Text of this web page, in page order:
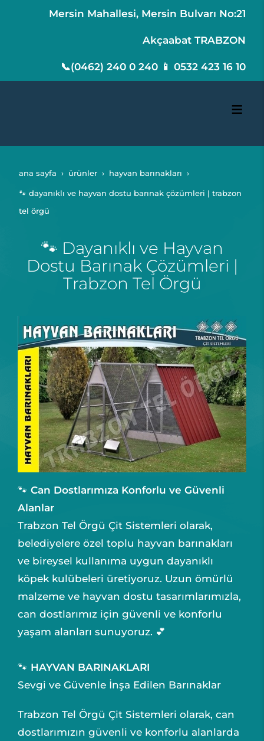
Mersin Mahallesi, Mersin Bulvarı No:21
Akçaabat TRABZON
📞(0462) 240 0 240 📱 0532 423 16 10
ana sayfa ürünler hayvan barınakları
🐾 dayanıklı ve hayvan dostu barınak çözümleri | trabzon
tel örgü
🐾 Dayanıklı ve Hayvan
Dostu Barınak Çözümleri |
Trabzon Tel Örgü
🐾 Can Dostlarımıza Konforlu ve Güvenli
Alanlar
Trabzon Tel Örgü Çit Sistemleri olarak,
belediyelere özel toplu hayvan barınakları
ve bireysel kullanıma uygun dayanıklı
köpek kulübeleri üretiyoruz. Uzun ömürlü
malzeme ve hayvan dostu tasarımlarımızla,
can dostlarımız için güvenli ve konforlu
yaşam alanları sunuyoruz. 💕
🐾 HAYVAN BARINAKLARI
Sevgi ve Güvenle İnşa Edilen Barınaklar
Trabzon Tel Örgü Çit Sistemleri olarak, can
dostlarımızın güvenli ve konforlu alanlarda